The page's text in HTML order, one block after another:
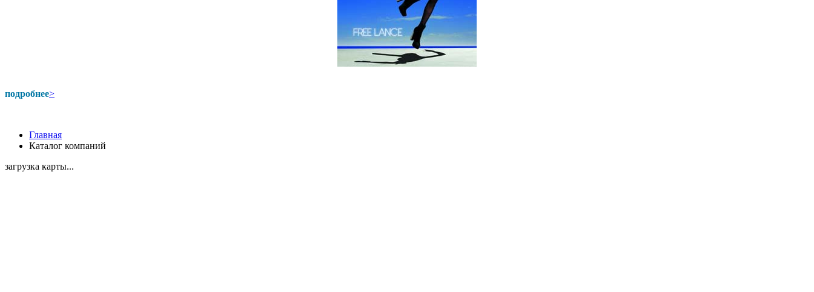
подробнее>
Главная
Каталог компаний
загрузка карты...